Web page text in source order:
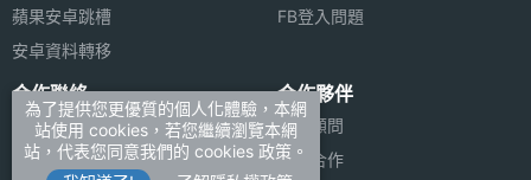
蘋果安卓跳槽
安卓資料轉移
FB登入問題
合作聯絡
廣告刊登
加入商店報價
合作夥伴
法律顧問
媒體合作
為了提供您更優質的個人化體驗，本網
站使用 cookies，若您繼續瀏覽本網
站，代表您同意我們的 cookies 政策。